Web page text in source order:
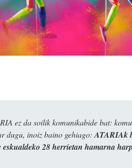
ez da soilik komunikabide bat:
dugu, inoiz baino gehiago: ATARIAk
eskualdeko 28 herrietan hamarna